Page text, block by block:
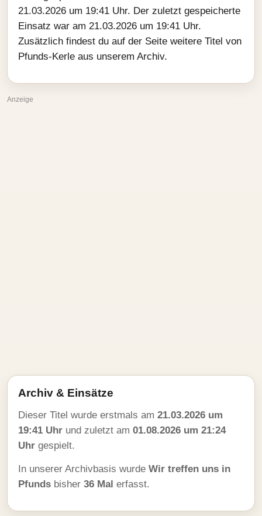
21.03.2026 um 19:41 Uhr. Der zuletzt gespeicherte
Einsatz war am 21.03.2026 um 19:41 Uhr.
Zusätzlich findest du auf der Seite weitere Titel von
Pfunds-Kerle aus unserem Archiv.
Anzeige
Archiv & Einsätze
Dieser Titel wurde erstmals am 21.03.2026 um
19:41 Uhr und zuletzt am 01.08.2026 um 21:24
Uhr gespielt.
In unserer Archivbasis wurde Wir treffen uns in
Pfunds bisher 36 Mal erfasst.